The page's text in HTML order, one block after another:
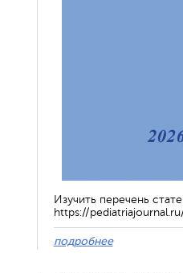
Изучить перечень
https://
подробнее